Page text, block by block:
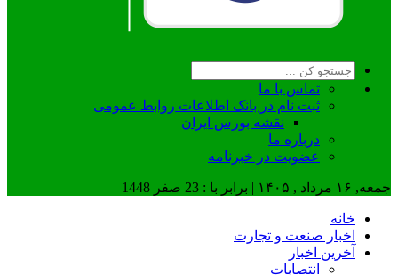
تماس با ما
ثبت نام در بانک اطلاعات روابط عمومی
نقشه بورس ایران
درباره ما
عضويت در خبرنامه
جمعه, ۱۶ مرداد , ۱۴۰۵ | برابر با : 23 صفر 1448
خانه
اخبار صنعت و تجارت
آخرین اخبار
انتصابات